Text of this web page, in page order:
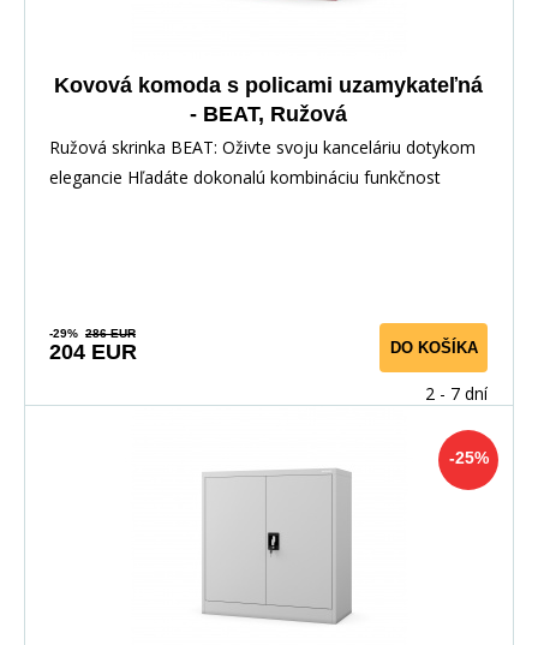
Kovová komoda s policami uzamykateľná
- BEAT, Ružová
Ružová skrinka BEAT: Oživte svoju kanceláriu dotykom
elegancie Hľadáte dokonalú kombináciu funkčnost
-29% 286 EUR
204 EUR DO KOŠÍKA
2 - 7 dní
-25%